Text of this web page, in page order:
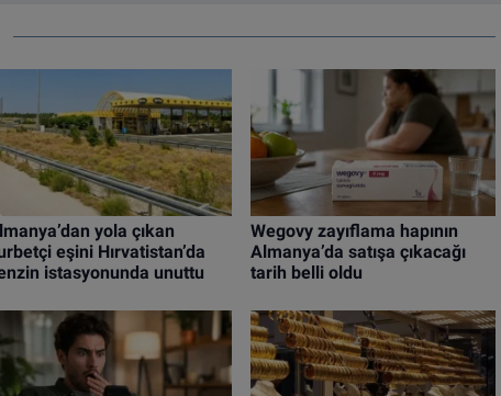
yola çıkan
eşini Hırvatistan’da
istasyonunda unuttu
Wegovy zayıflama hapının
Almanya’da satışa çıkacağı
tarih belli oldu